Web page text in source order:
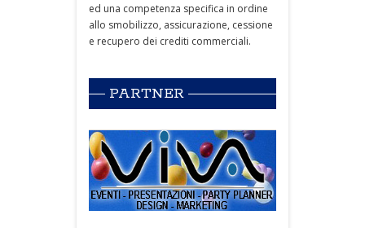
ed una competenza specifica in ordine
allo smobilizzo, assicurazione, cessione
e recupero dei crediti commerciali.
PARTNER